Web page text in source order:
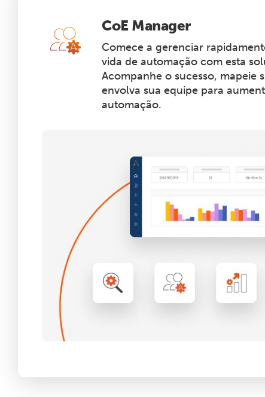
CoE Manager
Comece a gerenciar
vida de automação com esta
Acompanhe o sucesso, mapeie
envolva sua equipe para
automação.